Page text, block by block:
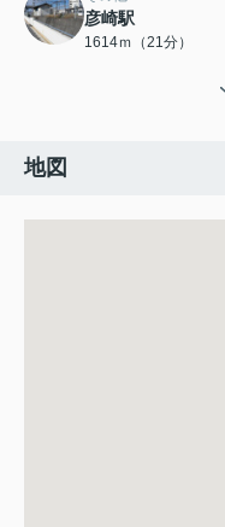
彦崎駅
1614ｍ（21分）
地図